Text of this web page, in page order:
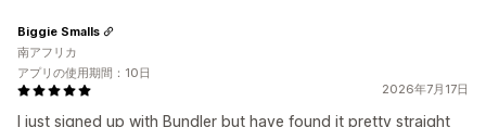
2026年7月17日
I just signed up with Bundler but have found it pretty straight
Biggie Smalls
南アフリカ
アプリの使用期間：10日